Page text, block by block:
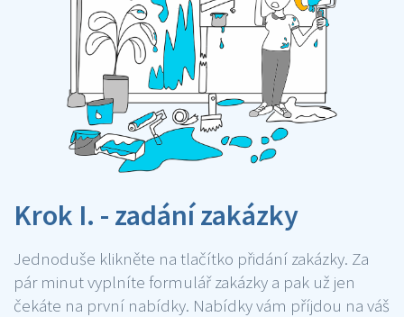
Krok I. - zadání zakázky
Jednoduše klikněte na tlačítko přidání zakázky. Za
pár minut vyplníte formulář zakázky a pak už jen
čekáte na první nabídky. Nabídky vám příjdou na váš